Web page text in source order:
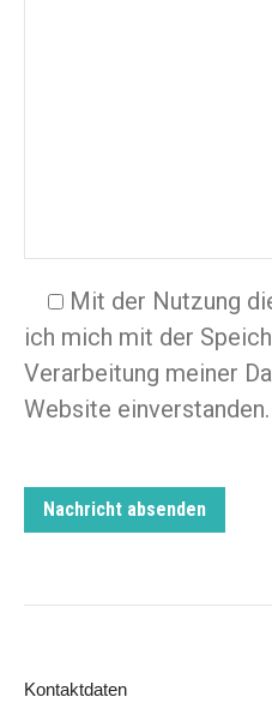
Mit der Nutzung
ich mich mit der
Verarbeitung meiner
Website einverstanden.
Kontaktdaten